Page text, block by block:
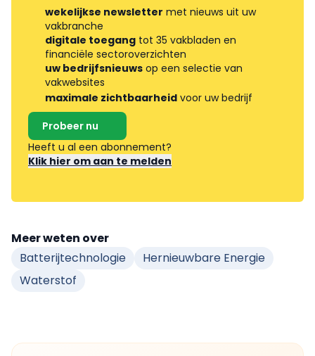
wekelijkse newsletter met nieuws uit uw
vakbranche
digitale toegang tot 35 vakbladen en
financiële sectoroverzichten
uw bedrijfsnieuws op een selectie van
vakwebsites
maximale zichtbaarheid voor uw bedrijf
Probeer nu
Heeft u al een abonnement?
Klik hier om aan te melden
Meer weten over
Batterijtechnologie
Hernieuwbare Energie
Waterstof